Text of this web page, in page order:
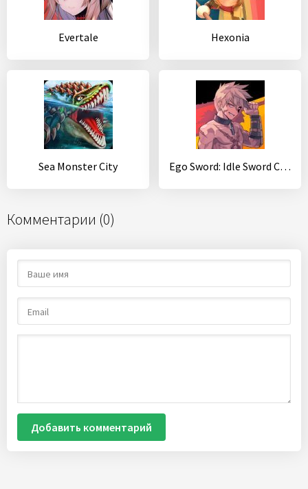
Evertale Hexonia
Sea Monster City Ego Sword: Idle Sword Clicker
Комментарии (0)
Добавить комментарий